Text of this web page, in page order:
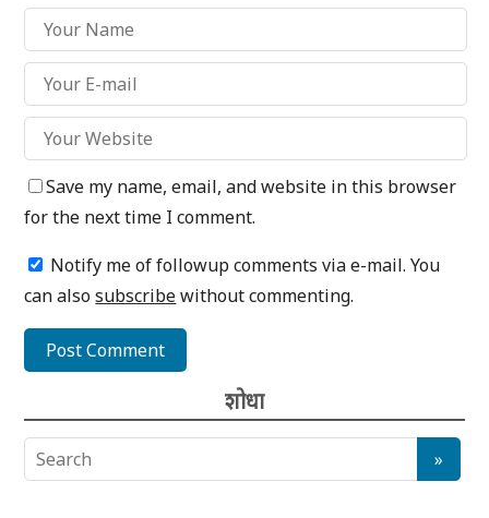
Save my name, email, and website in this browser
for the next time I comment.
Notify me of followup comments via e-mail. You
can alsosubscribewithout commenting.
शोधा